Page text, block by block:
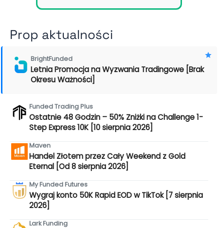
Prop aktualności
BrightFunded
Letnia Promocja na Wyzwania Tradingowe [Brak
Okresu Ważności]
Funded Trading Plus
Ostatnie 48 Godzin – 50% Zniżki na Challenge 1-
Step Express 10K [10 sierpnia 2026]
Maven
Handel Złotem przez Cały Weekend z Gold
Eternal [Od 8 sierpnia 2026]
My Funded Futures
Wygraj konto 50K Rapid EOD w TikTok [7 sierpnia
2026]
Lark Funding